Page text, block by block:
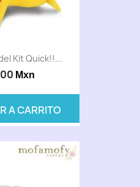
Kit Quick!!...
Mxn
A CARRITO